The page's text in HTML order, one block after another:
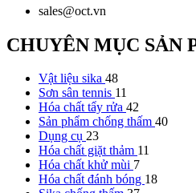
sales@oct.vn
CHUYÊN MỤC SẢN
Vật liệu sika 48
Sơn sân tennis 11
Hóa chất tẩy rửa 42
Sản phẩm chống thấm 40
Dụng cụ 23
Hóa chất giặt thảm 11
Hóa chất khử mùi 7
Hóa chất đánh bóng 18